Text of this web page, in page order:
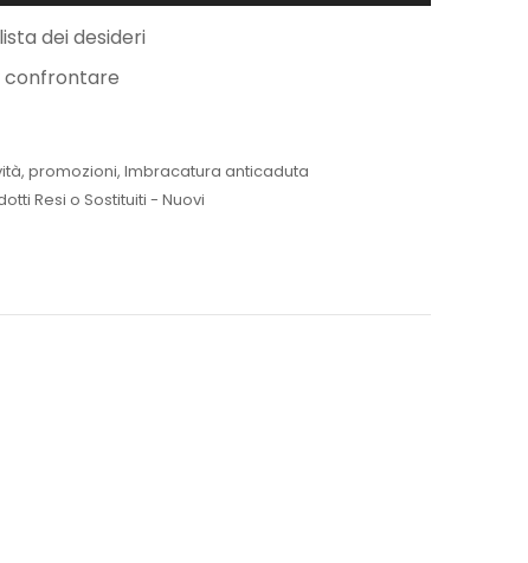
dei desideri
confrontare
, promozioni, Imbracatura anticaduta
Resi o Sostituiti - Nuovi